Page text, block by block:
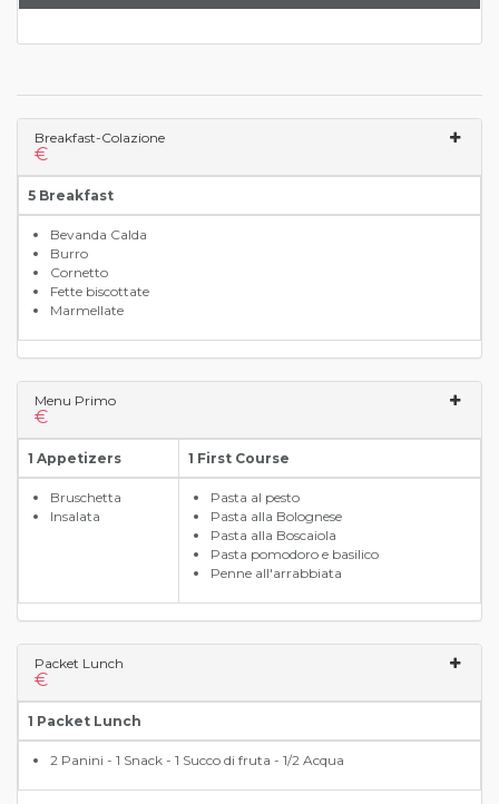
Breakfast-Colazione
€
5 Breakfast
Bevanda Calda
Burro
Cornetto
Fette biscottate
Marmellate
Menu Primo
€
1 Appetizers 1 First Course
Bruschetta
Insalata
Pasta al pesto
Pasta alla Bolognese
Pasta alla Boscaiola
Pasta pomodoro e basilico
Penne all'arrabbiata
Packet Lunch
€
1 Packet Lunch
2 Panini - 1 Snack - 1 Succo di fruta - 1/2 Acqua